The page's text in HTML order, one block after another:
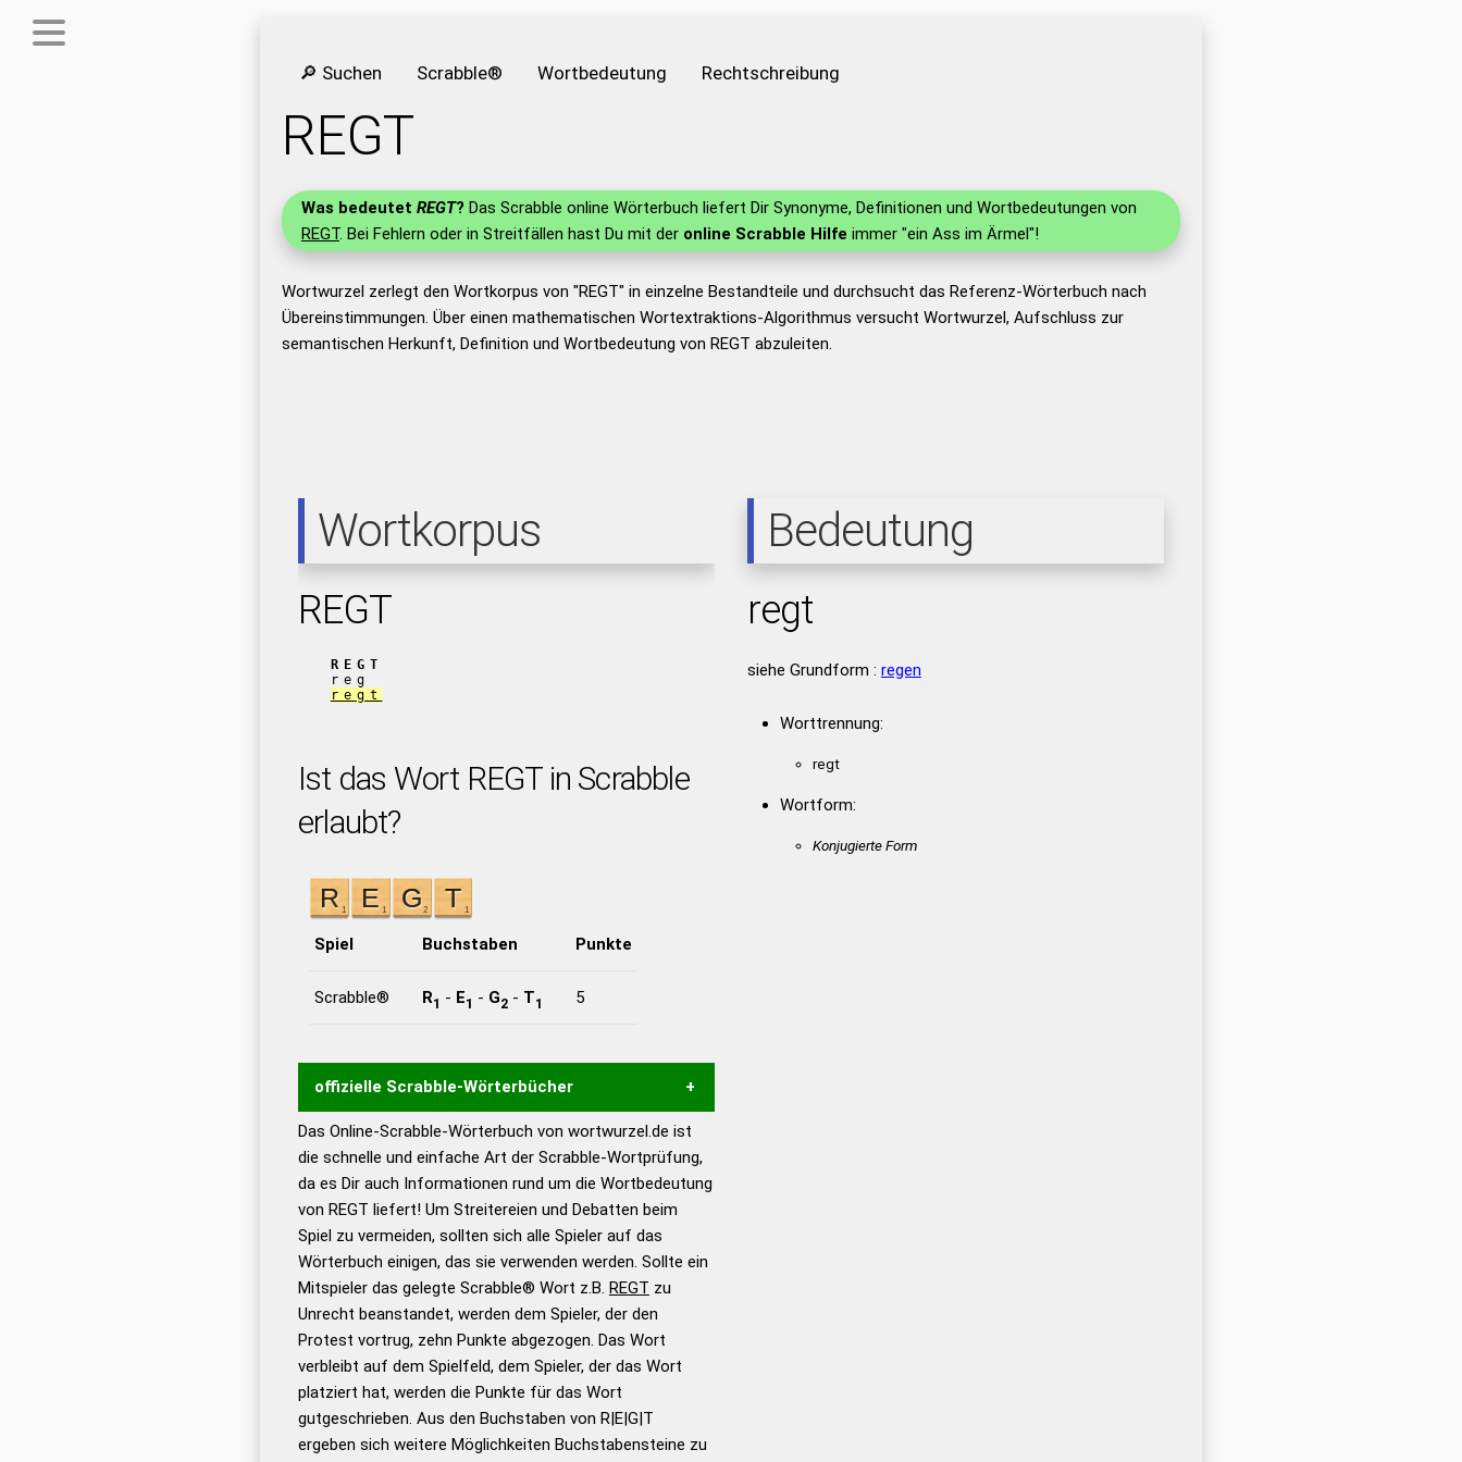
🔎 Suchen Scrabble® Wortbedeutung Rechtschreibung
REGT
Was bedeutet REGT? Das Scrabble online Wörterbuch liefert Dir Synonyme, Definitionen und Wortbedeutungen von
REGT. Bei Fehlern oder in Streitfällen hast Du mit der online Scrabble Hilfe immer "ein Ass im Ärmel"!
Wortwurzel zerlegt den Wortkorpus von "REGT" in einzelne Bestandteile und durchsucht das Referenz-Wörterbuch nach
Übereinstimmungen. Über einen mathematischen Wortextraktions-Algorithmus versucht Wortwurzel, Aufschluss zur
semantischen Herkunft, Definition und Wortbedeutung von REGT abzuleiten.
Wortkorpus
REGT
REGT
reg
regt
Ist das Wort REGT in Scrabble
erlaubt?
Spiel Buchstaben Punkte
Scrabble® R1 - E1 - G2- T1 5
offizielle Scrabble-Wörterbücher
Wortwurzel liefert mit Hilfe eines semantischen
Wortanalyse-Algorithmus gute Anhaltspunkte zu
Wortbedeutung, Worttrennung und Wortform, um die
Gültigkeit eines Wortes für das Scrabble-Spiel zu
bestimmen! zugelassene Turnier Scrabble-
Wörterbücher sind:
Duden – Standardwerk in 12
Bänden
Duden – Richtiges und gutes
Deutsch
Duden – Die deutsche Grammatik
Das Online-Scrabble-Wörterbuch von wortwurzel.de ist
die schnelle und einfache Art der Scrabble-Wortprüfung,
da es Dir auch Informationen rund um die Wortbedeutung
von REGT liefert! Um Streitereien und Debatten beim
Spiel zu vermeiden, sollten sich alle Spieler auf das
Wörterbuch einigen, das sie verwenden werden. Sollte ein
Mitspieler das gelegte Scrabble® Wort z.B. REGT zu
Unrecht beanstandet, werden dem Spieler, der den
Protest vortrug, zehn Punkte abgezogen. Das Wort
verbleibt auf dem Spielfeld, dem Spieler, der das Wort
platziert hat, werden die Punkte für das Wort
gutgeschrieben. Aus den Buchstaben von R|E|G|T
ergeben sich weitere Möglichkeiten Buchstabensteine zu
Bedeutung
regt
siehe Grundform : regen
Worttrennung:
regt
Wortform:
Konjugierte Form